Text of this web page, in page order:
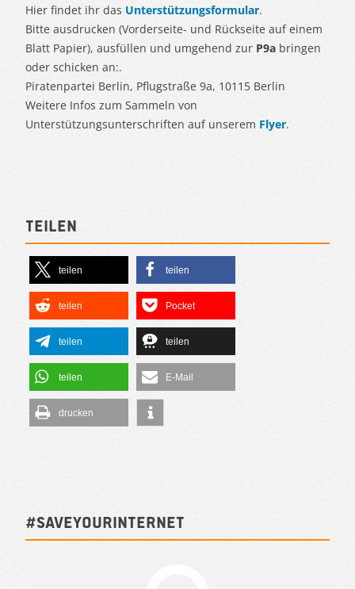
Hier findet ihr das Unterstützungsformular.
Bitte ausdrucken (Vorderseite- und Rückseite auf einem
Blatt Papier), ausfüllen und umgehend zur P9a bringen
oder schicken an:.
Piratenpartei Berlin, Pflugstraße 9a, 10115 Berlin
Weitere Infos zum Sammeln von
Unterstützungsunterschriften auf unserem Flyer.
Teilen
teilen teilen
teilen Pocket
teilen teilen
teilen E-Mail
drucken
#SAVEYOURINTERNET